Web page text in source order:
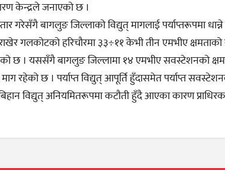
केन्द्रले जनाएको छ ।
गरेसँगै बागलुङ जिल्लाको विद्युत् मागलाई पर्याप्तरूपमा
राखेर गलकोटको हरिचौरमा ३३÷११ केभी तीन एमभीए
छ । यससँगै बागलुङ जिल्लामा १४ एमभीए सवस्टेशनको
रहेको छ । पर्याप्त विद्युत् आपूर्ति हुँदासमेत पर्याप्त
विद्युत् अनियमितरूपमा कटौती हुँदै आएका कारण